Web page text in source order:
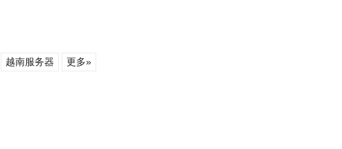
越南服务器 更多»